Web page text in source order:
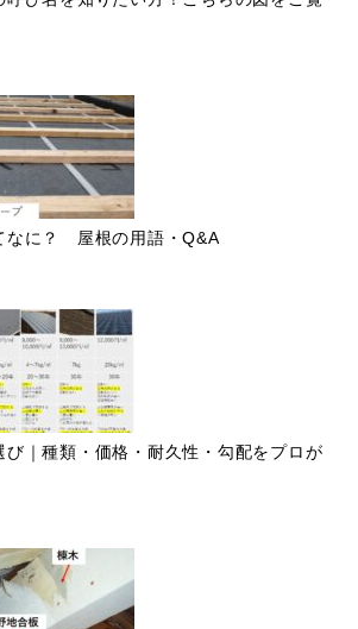
なに？ 屋根の用語・Q&A
び｜種類・価格・耐久性・勾配をプロが